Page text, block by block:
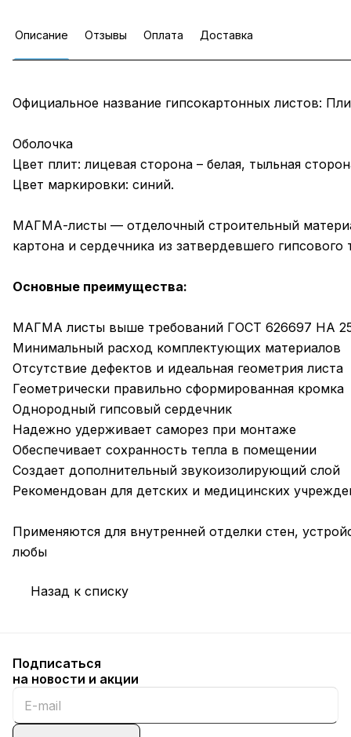
Описание Отзывы Оплата Доставка
Официальное название гипсокартонных листов:
Оболочка
Цвет плит: лицевая сторона – белая, тыльная
Цвет маркировки: синий.
МАГМА-листы — отделочный строительный
картона и сердечника из затвердевшего гипсового
Основные преимущества:
МАГМА листы выше требований ГОСТ 626697 НА
Минимальный расход комплектующих материалов
Отсутствие дефектов и идеальная геометрия листа
Геометрически правильно сформированная кромка
Однородный гипсовый сердечник
Надежно удерживает саморез при монтаже
Обеспечивает сохранность тепла в помещении
Создает дополнительный звукоизолирующий слой
Рекомендован для детских и медицинских
Применяются для внутренней отделки стен,
любы
Назад к списку
Подписаться
на новости и акции